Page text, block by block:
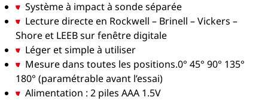
Système à impact à sonde séparée
Lecture directe en Rockwell – Brinell – Vickers –
Shore et LEEB sur fenêtre digitale
Léger et simple à utiliser
Mesure dans toutes les positions.0° 45° 90° 135°
180° (paramétrable avant l’essai)
Alimentation : 2 piles AAA 1.5V